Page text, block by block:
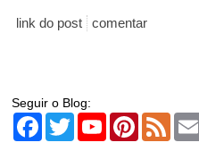
link do post comentar
Seguir o Blog:
Facebook
TwitterYouTubePinterest
Feed